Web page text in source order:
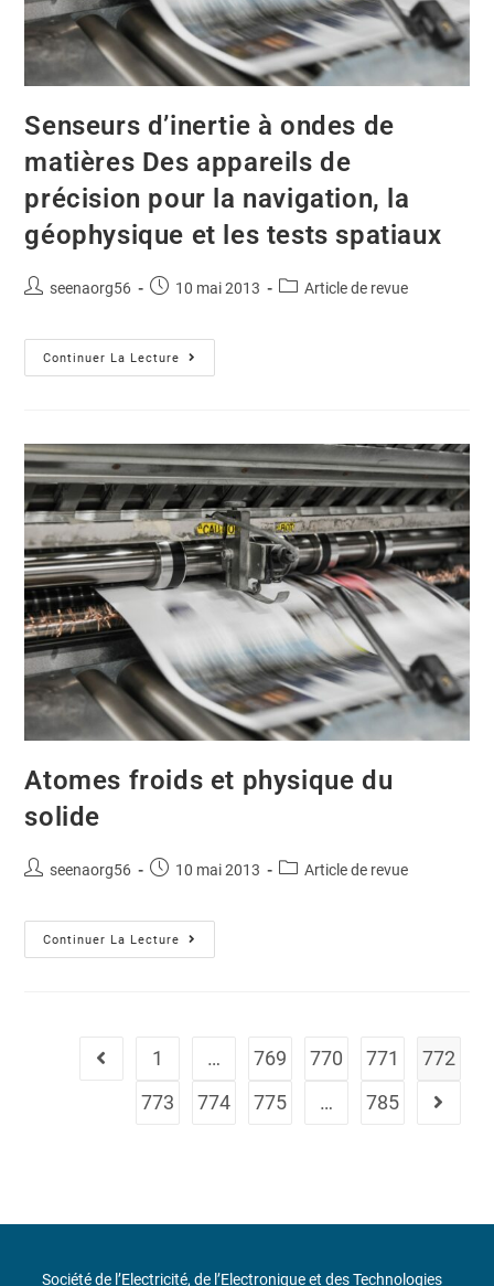
Senseurs d’inertie à ondes de
matières Des appareils de
précision pour la navigation, la
géophysique et les tests spatiaux
seenaorg56 10 mai 2013 Article de revue
Continuer La Lecture
Atomes froids et physique du
solide
seenaorg56 10 mai 2013 Article de revue
Continuer La Lecture
1 … 769 770 771
772
773
774 775 … 785
Société de l’Electricité, de l’Electronique et des Technologies